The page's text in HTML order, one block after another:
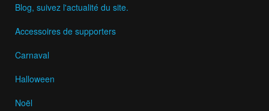
Blog, suivez l'actualité du site.
Accessoires de supporters
Carnaval
Halloween
Noël